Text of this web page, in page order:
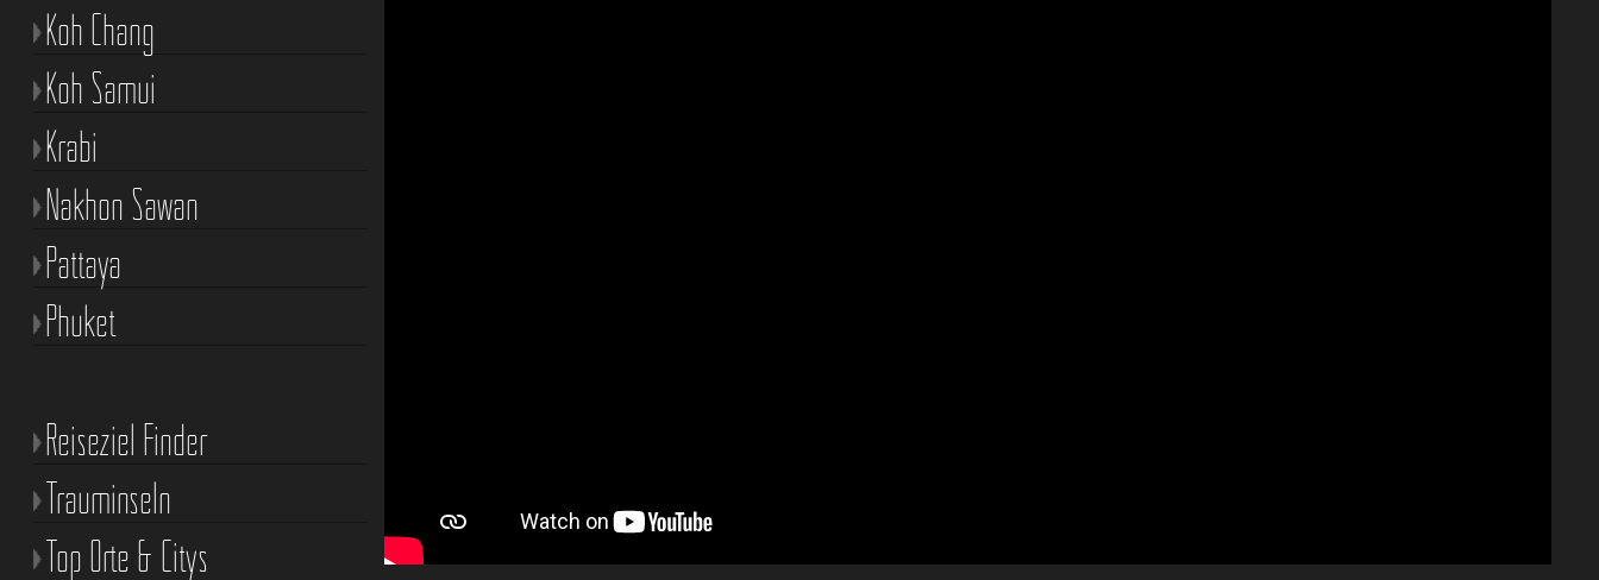
Koh Chang
Koh Samui
Krabi
Nakhon Sawan
Pattaya
Phuket
Reiseziel Finder
Trauminseln
Top Orte & Citys